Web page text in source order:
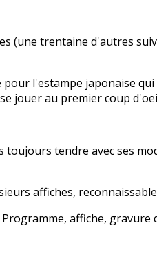
(une trentaine d'autres
l'estampe japonaise
jouer au premier coup
tendre avec ses
affiches,
affiche, gravure